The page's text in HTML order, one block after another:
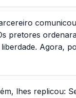
pretores
Agora,
lhes replicou: